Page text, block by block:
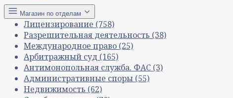
Магазин по отделам
Лицензирование (758)
Разрешительная деятельность (38)
Международное право (25)
Арбитражный суд (165)
Антимонопольная служба. ФАС (3)
Административные споры (55)
Недвижимость (62)